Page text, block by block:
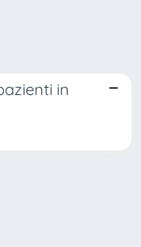
in